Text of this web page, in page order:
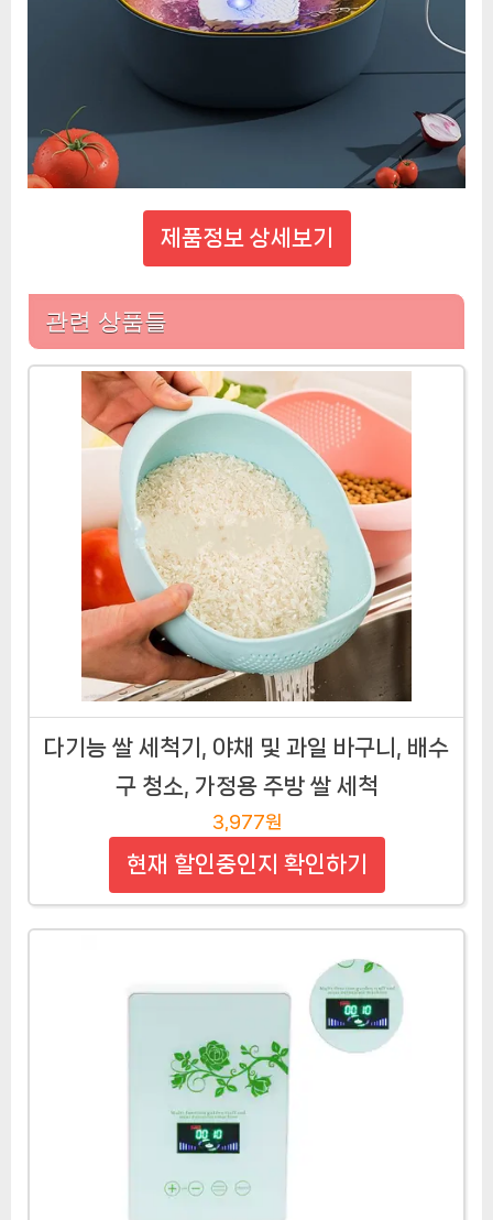
제품정보 상세보기
관련 상품들
다기능 쌀 세척기, 야채 및 과일 바구니, 배수
구 청소, 가정용 주방 쌀 세척
3,977원
현재 할인중인지 확인하기